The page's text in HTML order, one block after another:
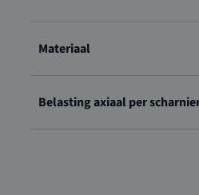
Materiaal
Belasting axiaal per